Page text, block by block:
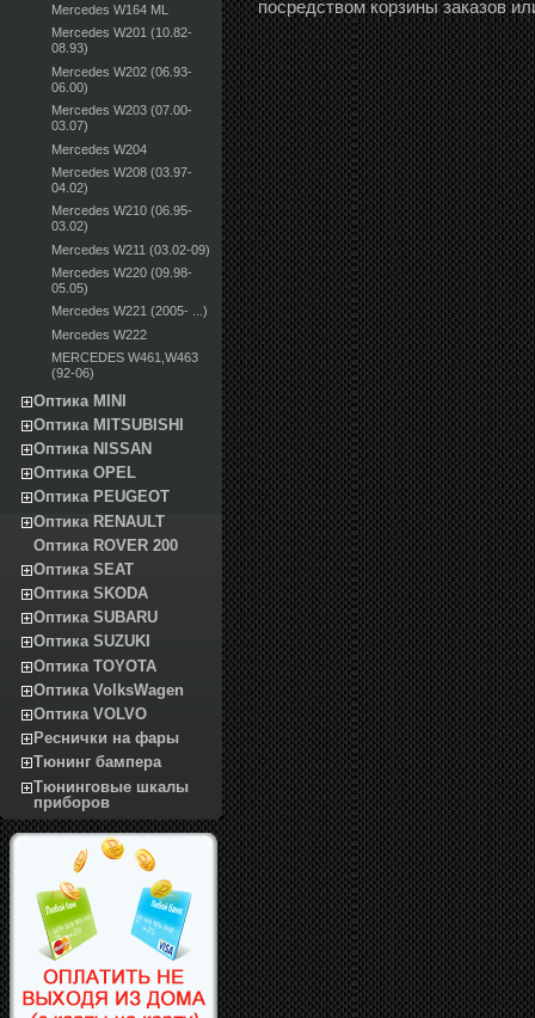
Mercedes W164 ML
Mercedes W201 (10.82-
08.93)
Mercedes W202 (06.93-
06.00)
Mercedes W203 (07.00-
03.07)
Mercedes W204
Mercedes W208 (03.97-
04.02)
Mercedes W210 (06.95-
03.02)
Mercedes W211 (03.02-09)
Mercedes W220 (09.98-
05.05)
Mercedes W221 (2005- ...)
Mercedes W222
MERCEDES W461,W463
(92-06)
Оптика MINI
Оптика MITSUBISHI
Оптика NISSAN
Оптика OPEL
Оптика PEUGEOT
Оптика RENAULT
Оптика ROVER 200
Оптика SEAT
Оптика SKODA
Оптика SUBARU
Оптика SUZUKI
Оптика TOYOTA
Оптика VolksWagen
Оптика VOLVO
Реснички на фары
Тюнинг бампера
Тюнинговые шкалы
приборов
посредством корзины заказов